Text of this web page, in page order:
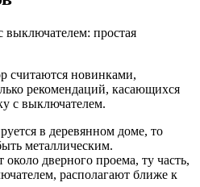
считаются новинками,
рекомендаций, касающихся
с выключателем.
в деревянном доме, то
металлическим.
дверного проема, ту часть,
располагают ближе к